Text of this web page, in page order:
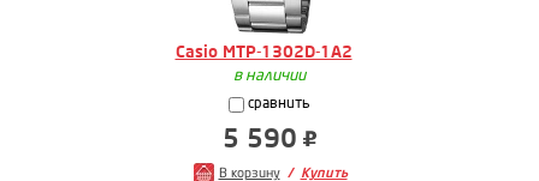
Casio MTP-1302D-1A2
в наличии
сравнить
5 590
В корзину Купить